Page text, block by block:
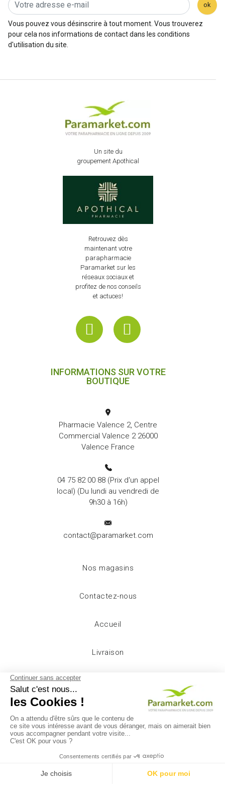
ok
Vous pouvez vous désinscrire à tout moment. Vous trouverez
pour cela nos informations de contact dans les conditions
d'utilisation du site.
Un site du
groupement Apothical
Retrouvez dès
maintenant votre
parapharmacie
Paramarket sur les
réseaux sociaux et
profitez de nos conseils
et actuces!
INFORMATIONS SUR VOTRE
BOUTIQUE
Pharmacie Valence 2, Centre
Commercial Valence 2 26000
Valence France
04 75 82 00 88(Prix d'un appel
local) (Du lundi au vendredi de
9h30 à 16h)
contact@paramarket.com
Nos magasins
Contactez-nous
Accueil
Livraison
Mentions légales
Conditions d'utilisation
A propos